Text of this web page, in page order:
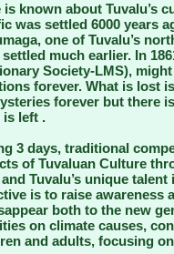
is known about Tuvalu’s
was settled 6000 years
one of Tuvalu’s
settled much earlier. In
Society-LMS),
forever. What is lost
forever but there
is left .
3 days, traditional
of Tuvaluan Culture
Tuvalu’s unique
is to raise awareness
both to the new
on climate causes,
and adults, focusing